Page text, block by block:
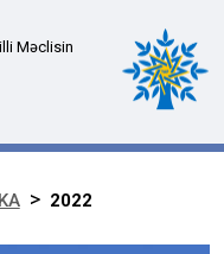
Məclisin
> 2022